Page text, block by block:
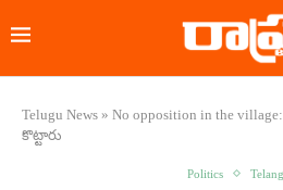
Telugu News » No opposition in the
కొట్టారు
Politics